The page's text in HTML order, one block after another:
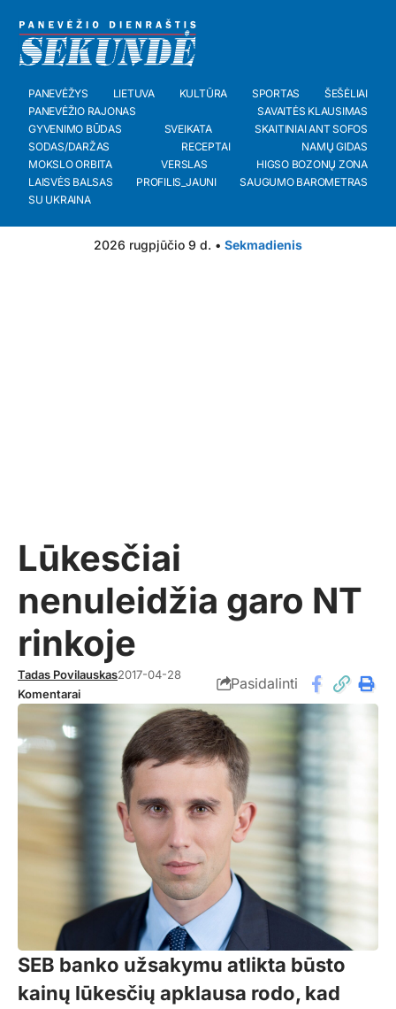
PANEVĖŽYS LIETUVA KULTŪRA SPORTAS
ŠEŠĖLIAI
PANEVĖŽIO RAJONAS
SAVAITĖS KLAUSIMAS
GYVENIMO BŪDAS
SVEIKATA
SKAITINIAI ANT SOFOS
SODAS/DARŽAS
RECEPTAI
NAMŲ GIDAS
MOKSLO ORBITA
VERSLAS
HIGSO BOZONŲ ZONA
LAISVĖS BALSAS
PROFILIS_JAUNI
SAUGUMO BAROMETRAS
SU UKRAINA
2026 rugpjūčio 9 d. • Sekmadienis
Lūkesčiai
nenuleidžia garo NT
rinkoje
Tadas Povilauskas2017-04-28
Komentarai
Pasidalinti
SEB banko užsakymu atlikta būsto
kainų lūkesčių apklausa rodo, kad